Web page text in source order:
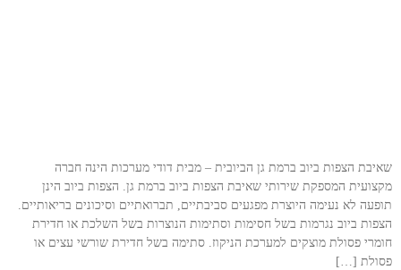
שאיבת הצפות ביוב ברמת גן הביובית – מבית דודי מערכות הינה חברה
מקצועית המספקת שירותי שאיבת הצפות ביוב ברמת גן. הצפות ביוב הינן
תופעה לא נעימה היוצרת מפגעים סביבתיים, תברואתיים וסיכונים בריאותיים.
הצפות ביוב נגרמות בשל חסימות וסתימות הנוצרות בשל השלכת או חדירת
חומרי פסולת מוצקים למערכת הניקוז. סתימה בשל חדירת שורשי עצים או
פסולת […]